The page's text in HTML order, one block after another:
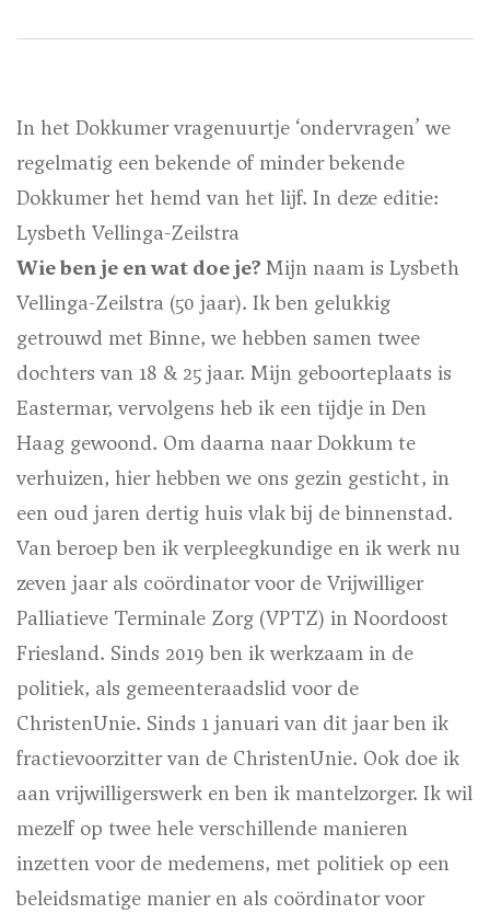
In het Dokkumer vragenuurtje ‘ondervragen’ we
regelmatig een bekende of minder bekende
Dokkumer het hemd van het lijf. In deze editie:
Lysbeth Vellinga-Zeilstra
Wie ben je en wat doe je? Mijn naam is Lysbeth
Vellinga-Zeilstra (50 jaar). Ik ben gelukkig
getrouwd met Binne, we hebben samen twee
dochters van 18 & 25 jaar. Mijn geboorteplaats is
Eastermar, vervolgens heb ik een tijdje in Den
Haag gewoond. Om daarna naar Dokkum te
verhuizen, hier hebben we ons gezin gesticht, in
een oud jaren dertig huis vlak bij de binnenstad.
Van beroep ben ik verpleegkundige en ik werk nu
zeven jaar als coördinator voor de Vrijwilliger
Palliatieve Terminale Zorg (VPTZ) in Noordoost
Friesland. Sinds 2019 ben ik werkzaam in de
politiek, als gemeenteraadslid voor de
ChristenUnie. Sinds 1 januari van dit jaar ben ik
fractievoorzitter van de ChristenUnie. Ook doe ik
aan vrijwilligerswerk en ben ik mantelzorger. Ik wil
mezelf op twee hele verschillende manieren
inzetten voor de medemens, met politiek op een
beleidsmatige manier en als coördinator voor